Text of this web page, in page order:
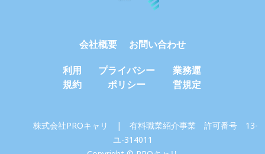
会社概要
お問い合わせ
利用
規約
プライバシー
ポリシー
業務運
営規定
株式会社PROキャリ | 有料職業紹介事業 許可番号 13-
ユ-314011